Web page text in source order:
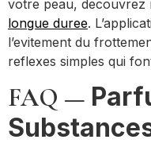
votre peau, decouvrez
longue duree.
l’evitement du
reflexes simples qui
FAQ —